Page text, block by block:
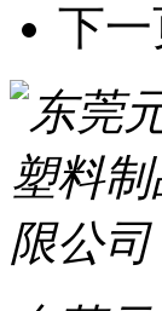
下一